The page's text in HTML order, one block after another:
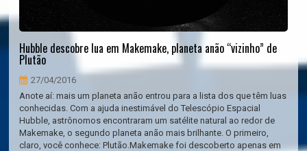
Hubble descobre lua em Makemake, planeta anão “vizinho” de
Plutão
27/04/2016
Anote aí: mais um planeta anão entrou para a lista dos que têm luas
conhecidas. Com a ajuda inestimável do Telescópio Espacial
Hubble, astrônomos encontraram um satélite natural ao redor de
Makemake, o segundo planeta anão mais brilhante. O primeiro,
claro, você conhece: Plutão.Makemake foi descoberto apenas em